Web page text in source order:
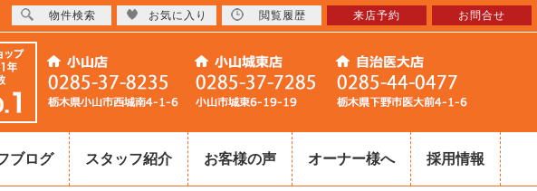
ブログ スタッフ紹介 お客様の声 オーナー様へ 採用情報
物件検索 お気に入り 閲覧履歴 来店予約 お問合せ